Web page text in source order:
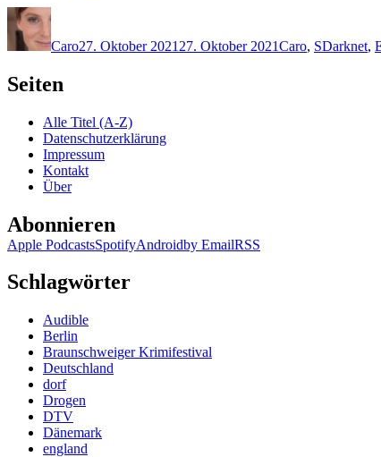
Autor
Caro27. Oktober 2021 27. Oktober 2021Caro, SDarknet,
Seiten
Alle Titel (A-Z)
Datenschutzerklärung
Impressum
Kontakt
Über
Abonnieren
Apple PodcastsSpotifyAndroidby EmailRSS
Schlagwörter
Audible
Berlin
Braunschweiger Krimifestival
Deutschland
dorf
Drogen
DTV
Dänemark
england